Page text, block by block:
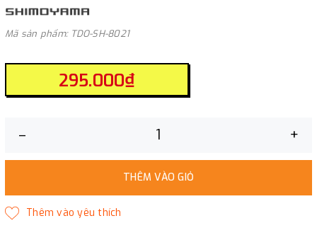
Mã sản phẩm: TDO-SH-8021
295.000₫
– +
THÊM VÀO GIỎ